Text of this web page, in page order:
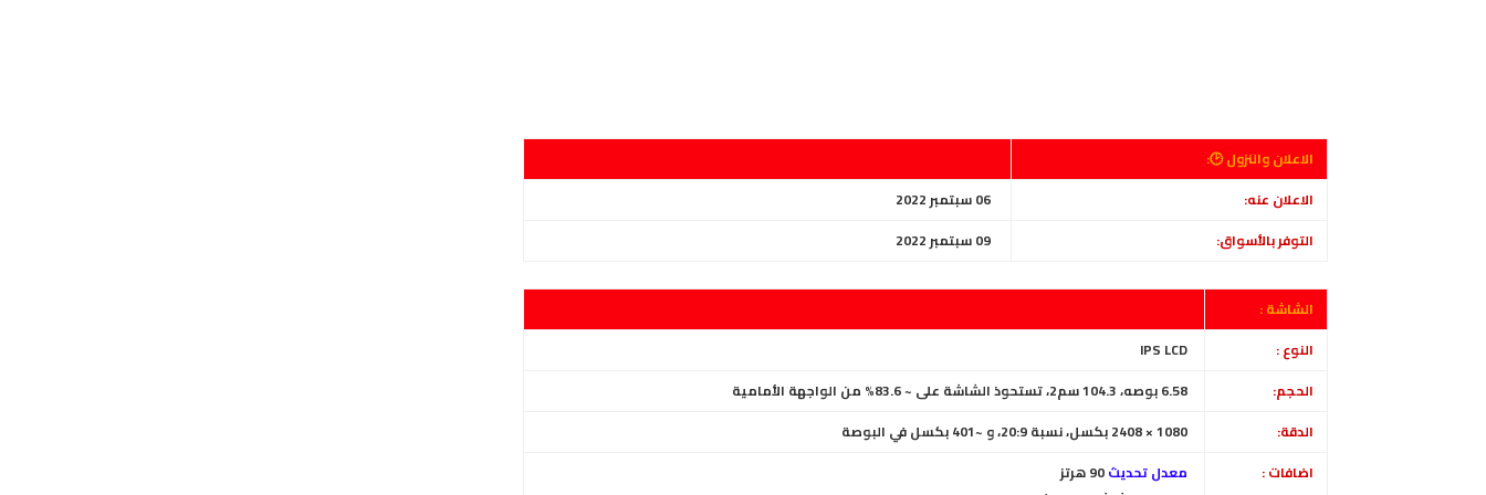
الاعلان والنزول 🕑:
الاعلان عنه:
التوفر بالأسواق:
الشاشة :
النوع :
الحجم:
الدقة:
1080 × 2408 بكسل، نسبة 20:9، و ~401 بكسل في البوصة
اضافات :
معدل تحديث90 هرتز